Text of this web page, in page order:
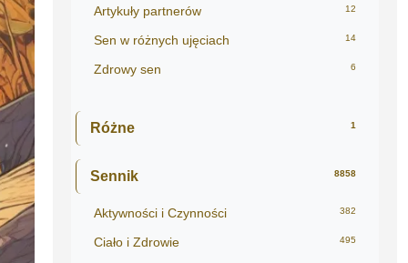
Artykuły partnerów 12
Sen w różnych ujęciach 14
Zdrowy sen 6
Różne 1
Sennik 8858
Aktywności i Czynności 382
Ciało i Zdrowie 495